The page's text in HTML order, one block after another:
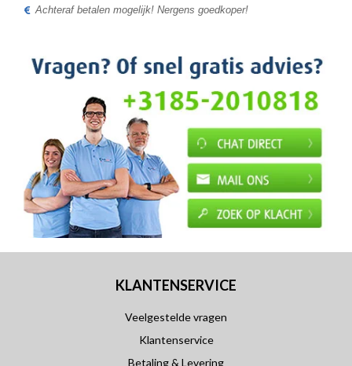
Achteraf betalen mogelijk! Nergens goedkoper!
KLANTENSERVICE
Veelgestelde vragen
Klantenservice
Betaling & Levering